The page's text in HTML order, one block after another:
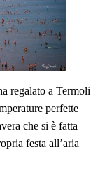
regalato a Termoli
perfette
che si è fatta
festa all’aria